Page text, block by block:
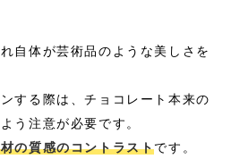
自体が芸術品のような美しさを
する際は、チョコレート本来の
う注意が必要です。
の質感のコントラストです。